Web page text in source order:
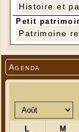
Agenda
Histoire et
Petit
Patrimoine